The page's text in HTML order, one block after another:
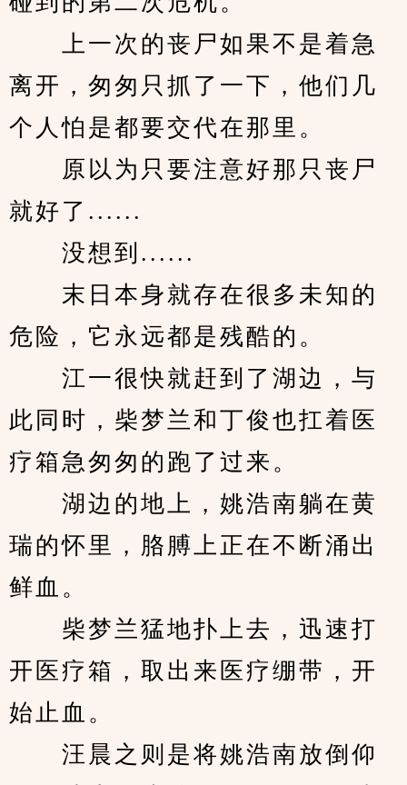
上一次的丧尸如果不是着急
离开，匆匆只抓了一下，他们几
个人怕是都要交代在那里。
原以为只要注意好那只丧尸
就好了......
没想到......
末日本身就存在很多未知的
危险，它永远都是残酷的。
江一很快就赶到了湖边，与
此同时，柴梦兰和丁俊也扛着医
疗箱急匆匆的跑了过来。
湖边的地上，姚浩南躺在黄
瑞的怀里，胳膊上正在不断涌出
鲜血。
柴梦兰猛地扑上去，迅速打
开医疗箱，取出来医疗绷带，开
始止血。
汪晨之则是将姚浩南放倒仰